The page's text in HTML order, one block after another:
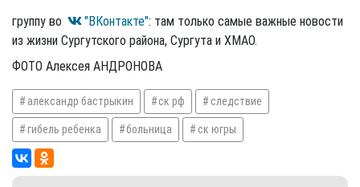
группу во
"ВКонтакте": там только самые важные новости
из жизни Сургутского района, Сургута и ХМАО.
ФОТО Алексея АНДРОНОВА
александр бастрыкин ск рф следствие
гибель ребенка больница ск югры